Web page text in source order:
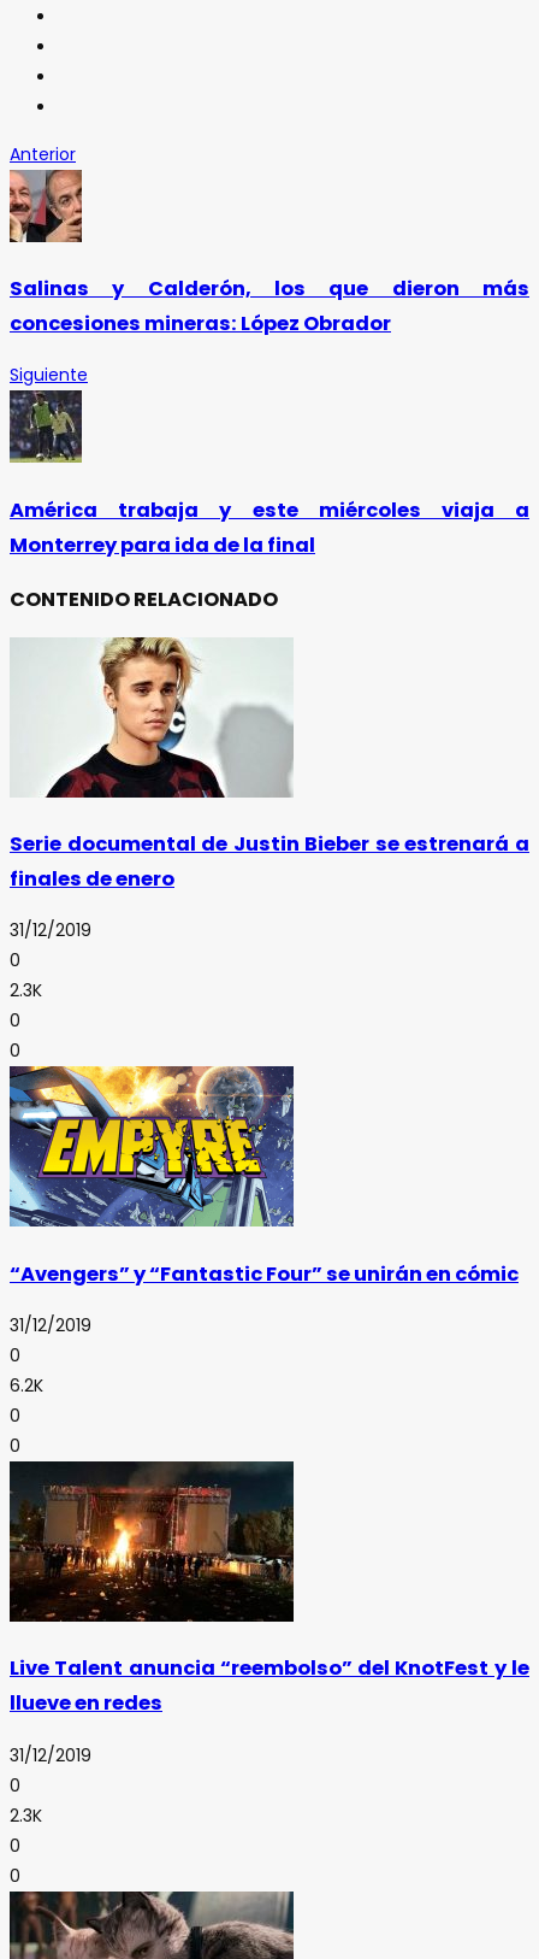
Anterior
Salinas y Calderón, los que dieron más
concesiones mineras: López Obrador
Siguiente
América trabaja y este miércoles viaja a
Monterrey para ida de la final
CONTENIDO RELACIONADO
Serie documental de Justin Bieber se estrenará a
finales de enero
31/12/2019
0
2.3K
0
0
“Avengers” y “Fantastic Four” se unirán en cómic
31/12/2019
0
6.2K
0
0
Live Talent anuncia “reembolso” del KnotFest y le
llueve en redes
31/12/2019
0
2.3K
0
0